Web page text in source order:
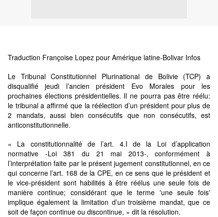
Traduction Françoise Lopez pour Amérique latine-Bolivar Infos
Le Tribunal Constitutionnel Plurinational de Bolivie (TCP) a
disqualifié jeudi l’ancien président Evo Morales pour les
prochaines élections présidentielles. Il ne pourra pas être réélu:
le tribunal a affirmé que la réélection d’un président pour plus de
2 mandats, aussi bien consécutifs que non consécutifs, est
anticonstitutionnelle.
« La constitutionnalité de l’art. 4.I de la Loi d’application
normative -Loi 381 du 21 mai 2013-, conformément à
l’interprétation faite par le présent jugement constitutionnel, en ce
qui concerne l’art. 168 de la CPE, en ce sens que le président et
le vice-président sont habilités à être réélus une seule fois de
manière continue; considérant que le terme 'une seule fois'
implique également la limitation d’un troisième mandat, que ce
soit de façon continue ou discontinue, » dit la résolution.